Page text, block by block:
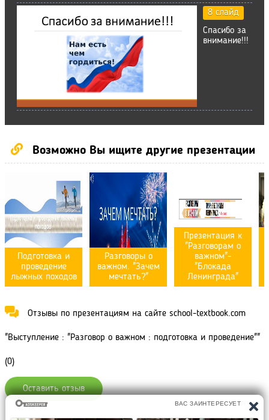
8 слайд
Спасибо за
внимание!!!
Возможно Вы ищите другие презентации
Подготовка и
проведение
лыжных походов
Разговоры о
важном. "Зачем
мечтать?"
Презентация к
"Разговорам о
важном"-
"Блокада
Ленинграда"
Отзывы по презентациям на сайте school-textbook.com
"Выступление : "Разговор о важном : подготовка и проведение""
(0)
Оставить отзыв